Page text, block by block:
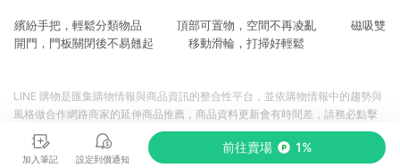
繽紛手把，輕鬆分類物品 頂部可置物，空間不再凌亂 磁吸雙
開門，門板關閉後不易翹起 移動滑輪，打掃好輕鬆
加入筆記 設定到價通知
前往賣場 1%
LINE 購物是匯集購物情報與商品資訊的整合性平台，並依購物情報中的趨勢與
風格做合作網路商家的延伸商品推薦，商品資料更新會有時間差，請務必點擊
商品至各合作網路商家，確認現售價與購物條件，一切資訊以合作廠商網頁為
準。